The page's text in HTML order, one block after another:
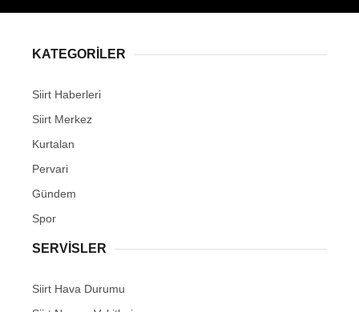
Youtube
KATEGORİLER
Siirt Haberleri
Siirt Merkez
Kurtalan
Pervari
Gündem
Spor
SERVİSLER
Siirt Hava Durumu